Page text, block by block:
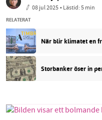
08 jul 2025• Lästid:5 min
RELATERAT
När blir klimatet en
Storbanker öser in